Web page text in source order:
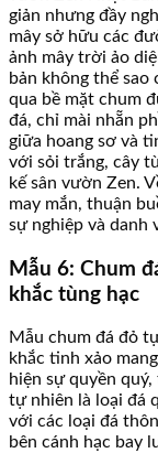
giản nhưng đầy
mây sở hữu các
ảnh mây trời ảo
bản không thể sao
qua bề mặt chum
đá, chỉ mài nhẵn
giữa hoang sơ và
với sỏi trắng, cây
kế sân vườn Zen.
may mắn, thuận
sự nghiệp và danh
Mẫu 6: Chum
khắc tùng hạc
Mẫu chum đá đỏ
khắc tinh xảo
hiện sự quyền
tự nhiên là loại đá
với các loại đá
bên cánh hạc bay